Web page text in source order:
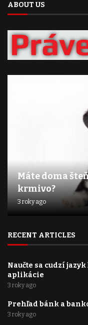
ABOUT US
Máte doma
krmivo?
3 roky ago
RECENT ARTICLES
Naučte sa cudzí
aplikácie
3 roky ago
Prehľad bánk a
3 roky ago